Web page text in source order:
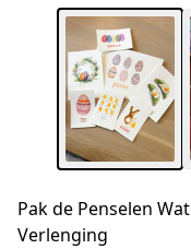
Pak de Penselen
Verlenging